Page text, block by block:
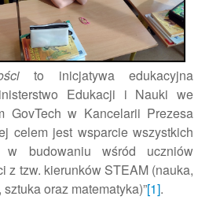
to inicjatywa edukacyjna
Edukacji i Nauki we
GovTech w Kancelarii Prezesa
celem jest wsparcie wszystkich
w budowaniu wśród uczniów
z tzw. kierunków STEAM (nauka,
oraz matematyka)”[1].